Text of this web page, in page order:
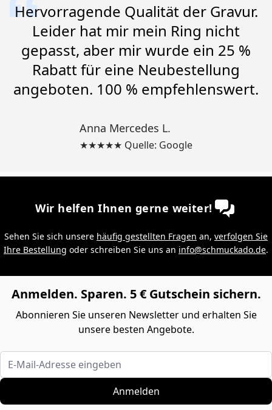
Hervorragende Qualität der Gravur.
Leider hat mir mein Ring nicht
gepasst, aber mir wurde ein 25 %
Rabatt für eine Neubestellung
angeboten. 100 % empfehlenswert.
Anna Mercedes L.
★★★★★ Quelle: Google
Wir helfen Ihnen gerne weiter!
Sehen Sie sich unsere häufig gestellten Fragen an, verfolgen Sie
Ihre Bestellung oder schreiben Sie uns an info@schmuckado.de.
Anmelden. Sparen. 5 € Gutschein sichern.
Abonnieren Sie unseren Newsletter und erhalten Sie
unsere besten Angebote.
E-Mail-Adresse eingeben
Anmelden